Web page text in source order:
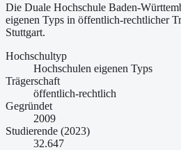
Die Duale Hochschule Baden-
eigenen Typs in öffentlich-rechtlicher
Stuttgart.
Hochschultyp
Hochschulen eigenen Typs
Trägerschaft
öffentlich-rechtlich
Gegründet
2009
Studierende (2023)
32.647